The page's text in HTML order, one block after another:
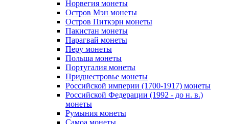
Норвегия монеты
Остров Мэн монеты
Остров Питкэрн монеты
Пакистан монеты
Парагвай монеты
Перу монеты
Польша монеты
Португалия монеты
Приднестровье монеты
Российской империи (1700-1917) монеты
Российской Федерации (1992 - до н. в.)
монеты
Румыния монеты
Самоа монеты